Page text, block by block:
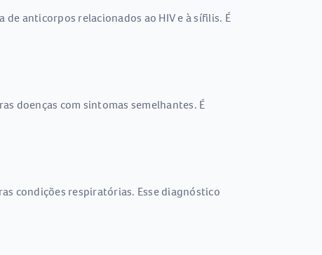
anticorpos relacionados ao HIV e à sífilis. É
doenças com sintomas semelhantes. É
condições respiratórias. Esse diagnóstico